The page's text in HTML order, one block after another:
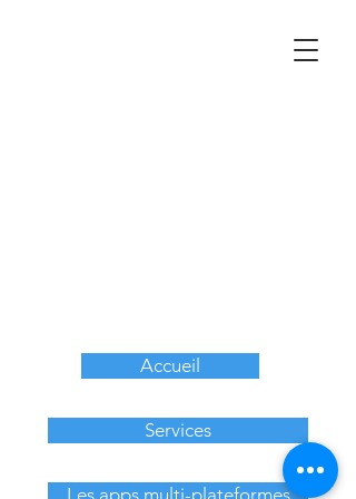
Accueil
Services
Les apps multi-plateformes